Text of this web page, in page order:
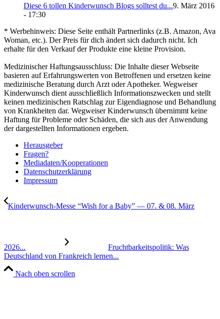
Die­se 6 tol­len Kin­der­wunsch Blogs soll­test du...9. März 2016
- 17:30
* Werbehinweis: Diese Seite enthält Partnerlinks (z.B. Amazon, Ava
Woman, etc.). Der Preis für dich ändert sich dadurch nicht. Ich
erhalte für den Verkauf der Produkte eine kleine Provision.
Medizinischer Haftungsausschluss: Die Inhalte dieser Webseite
basieren auf Erfahrungswerten von Betroffenen und ersetzen keine
medizinische Beratung durch Arzt oder Apotheker. Wegweiser
Kinderwunsch dient ausschließlich Informationszwecken und stellt
keinen medizinischen Ratschlag zur Eigendiagnose und Behandlung
von Krankheiten dar. Wegweiser Kinderwunsch übernimmt keine
Haftung für Probleme oder Schäden, die sich aus der Anwendung
der dargestellten Informationen ergeben.
Her­aus­ge­ber
Fra­gen?
Mediadaten/Kooperationen
Daten­schutz­er­klä­rung
Impres­sum
Kin­der­wunsch-Mes­se “Wish for a Baby” — 07. & 08. März
2026...
Frucht­bar­keits­po­li­tik: Was
Deutsch­land von Frank­reich ler­nen...
Nach oben scrollen